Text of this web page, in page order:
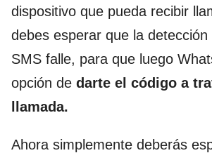
dispositivo que pueda recibir
debes esperar que la
SMS falle, para que luego
opción de darte el código a
llamada.
Ahora simplemente deberás